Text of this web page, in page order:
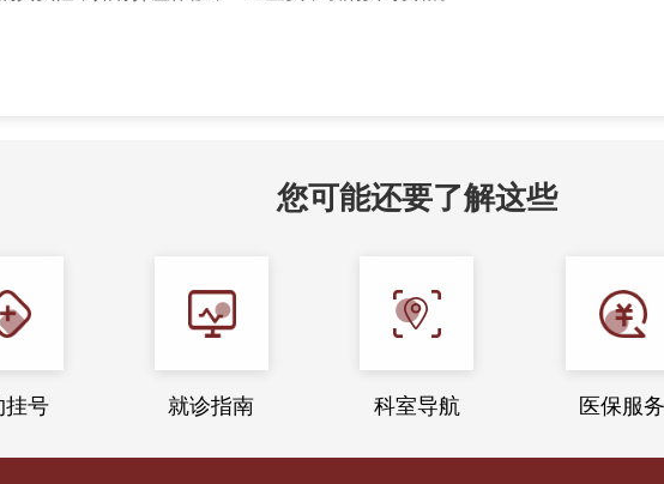
您可能还要了解这些
挂号 就诊指南 科室导航 医保服务